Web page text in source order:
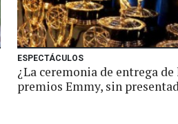
ESPECTÁCULOS
¿La ceremonia de entrega de
premios Emmy, sin